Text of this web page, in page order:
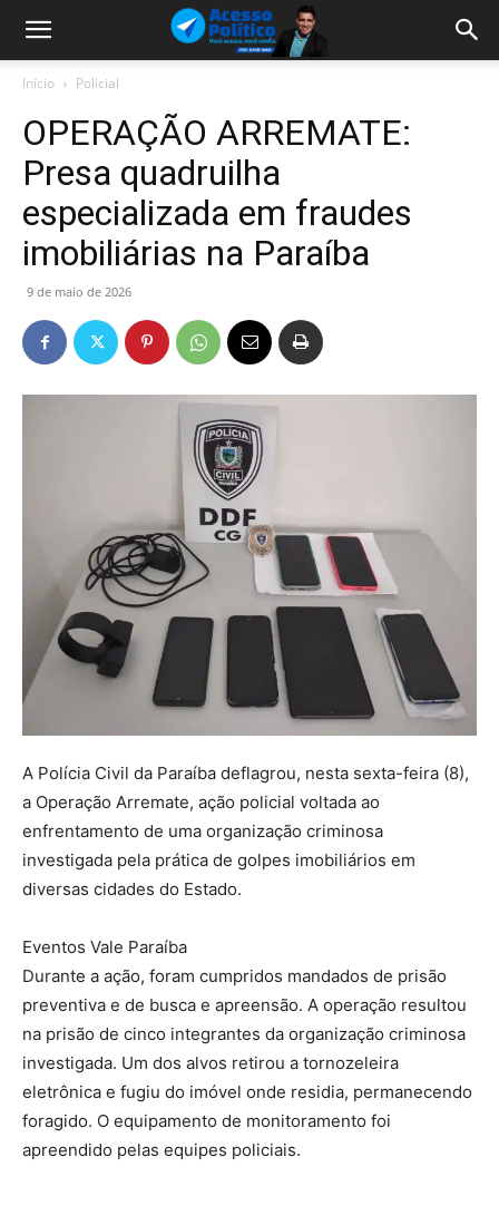
Início Policial
OPERAÇÃO ARREMATE:
Presa quadruilha
especializada em fraudes
imobiliárias na Paraíba
9 de maio de 2026
A Polícia Civil da Paraíba deflagrou, nesta sexta-feira (8),
a Operação Arremate, ação policial voltada ao
enfrentamento de uma organização criminosa
investigada pela prática de golpes imobiliários em
diversas cidades do Estado.
Eventos Vale Paraíba
Durante a ação, foram cumpridos mandados de prisão
preventiva e de busca e apreensão. A operação resultou
na prisão de cinco integrantes da organização criminosa
investigada. Um dos alvos retirou a tornozeleira
eletrônica e fugiu do imóvel onde residia, permanecendo
foragido. O equipamento de monitoramento foi
apreendido pelas equipes policiais.